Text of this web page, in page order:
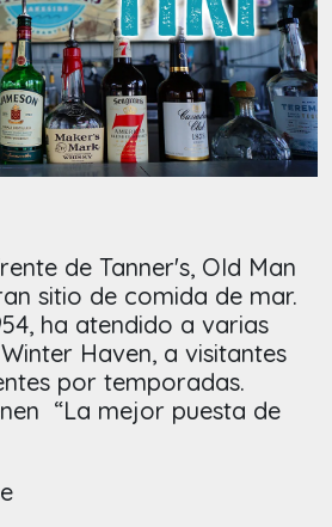
de Tanner's, Old Man
sitio de comida de mar.
ha atendido a varias
Haven, a visitantes
por temporadas.
“La mejor puesta de